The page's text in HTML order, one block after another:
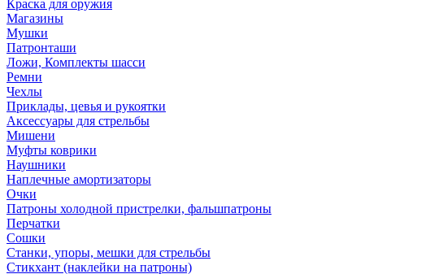
Краска для оружия
Магазины
Мушки
Патронташи
Ложи, Комплекты шасси
Ремни
Чехлы
Приклады, цевья и рукоятки
Аксессуары для стрельбы
Мишени
Муфты коврики
Наушники
Наплечные амортизаторы
Очки
Патроны холодной пристрелки, фальшпатроны
Перчатки
Сошки
Станки, упоры, мешки для стрельбы
Стикхант (наклейки на патроны)